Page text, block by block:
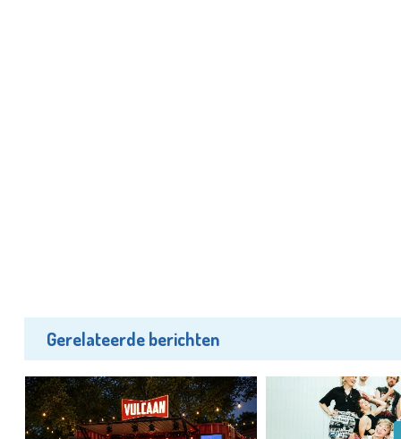
Gerelateerde berichten